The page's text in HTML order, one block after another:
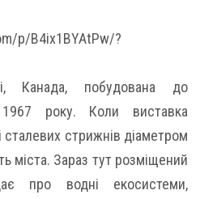
p/B4ix1BYAtPw/?
Канада, побудована до
1967 року. Коли виставка
сталевих стрижнів діаметром
міста. Зараз тут розміщений
про водні екосистеми,